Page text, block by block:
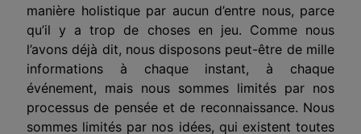
manière holistique par aucun d’entre nous, parce
qu’il y a trop de choses en jeu. Comme nous
l’avons déjà dit, nous disposons peut-être de mille
informations à chaque instant, à chaque
événement, mais nous sommes limités par nos
processus de pensée et de reconnaissance. Nous
sommes limités par nos idées, qui existent toutes